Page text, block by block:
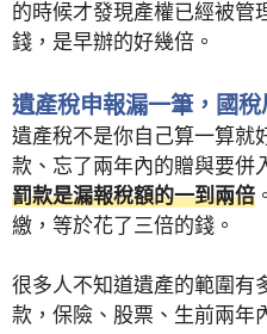
的時候才發現產權已經被管
錢，是早辦的好幾倍。
遺產稅申報漏一筆，國
遺產稅不是你自己算一算就
款、忘了兩年內的贈與要併
罰款是漏報稅額的一到兩倍
繳，等於花了三倍的錢。
很多人不知道遺產的範圍有
款，保險、股票、生前兩年